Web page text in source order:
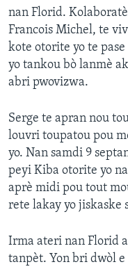
nan Florid.
Francois Michel, te
kote otorite yo te
yo tankou bò lanmè
abri pwovizwa.
Serge te apran nou
louvri toupatou pou
yo. Nan samdi 9
peyi Kiba otorite yo
aprè midi pou tout
rete lakay yo jiskaske
Irma ateri nan Florid
tanpèt. Yon bri dwòl e